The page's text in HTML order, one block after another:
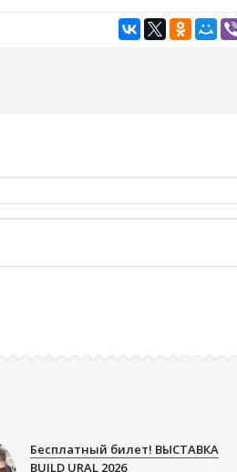
Бесплатный билет! ВЫСТАВКА
BUILD URAL 2026